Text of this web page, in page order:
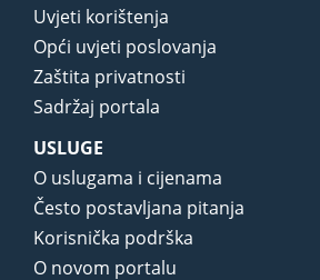
Uvjeti korištenja
Opći uvjeti poslovanja
Zaštita privatnosti
Sadržaj portala
USLUGE
O uslugama i cijenama
Često postavljana pitanja
Korisnička podrška
O novom portalu